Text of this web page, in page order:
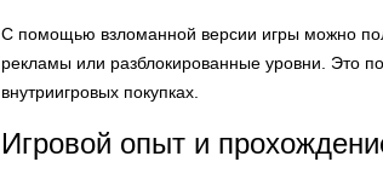
С помощью взломанной версии игры можно
рекламы или разблокированные уровни. Это
внутриигровых покупках.
Игровой опыт и